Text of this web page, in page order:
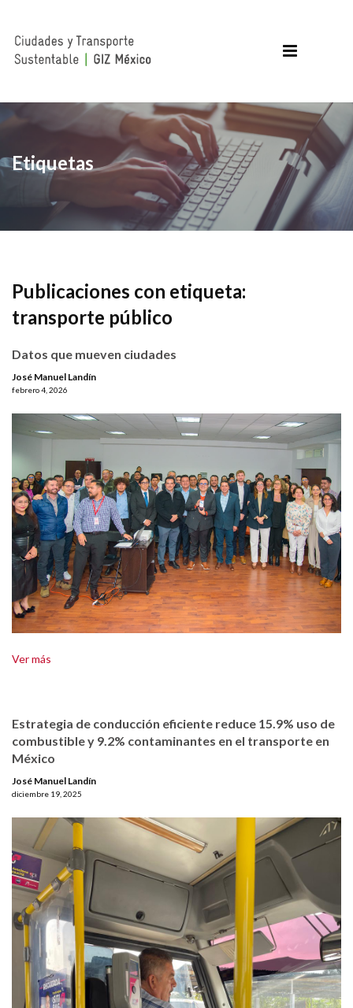
Etiquetas
Publicaciones con etiqueta:
transporte público
Datos que mueven ciudades
José Manuel Landín
febrero 4, 2026
Ver más
Estrategia de conducción eficiente reduce 15.9% uso de
combustible y 9.2% contaminantes en el transporte en
México
José Manuel Landín
diciembre 19, 2025